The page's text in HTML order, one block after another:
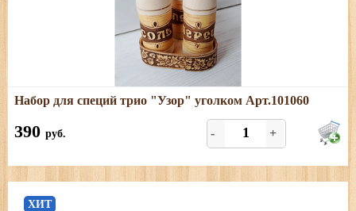
Подробнее
Размеры: длина - 9,5 см; ширина - 9,5 см; высота - 10 см
Набор для специй трио "Узор" уголком Арт.101060
390 руб. - +
ХИТ